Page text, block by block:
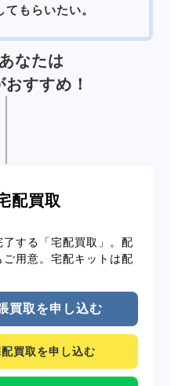
もらいたい。
なたは
おすすめ！
配買取
する「宅配買取」。配
用意。宅配キットは配
買取を申し込む
買取を申し込む